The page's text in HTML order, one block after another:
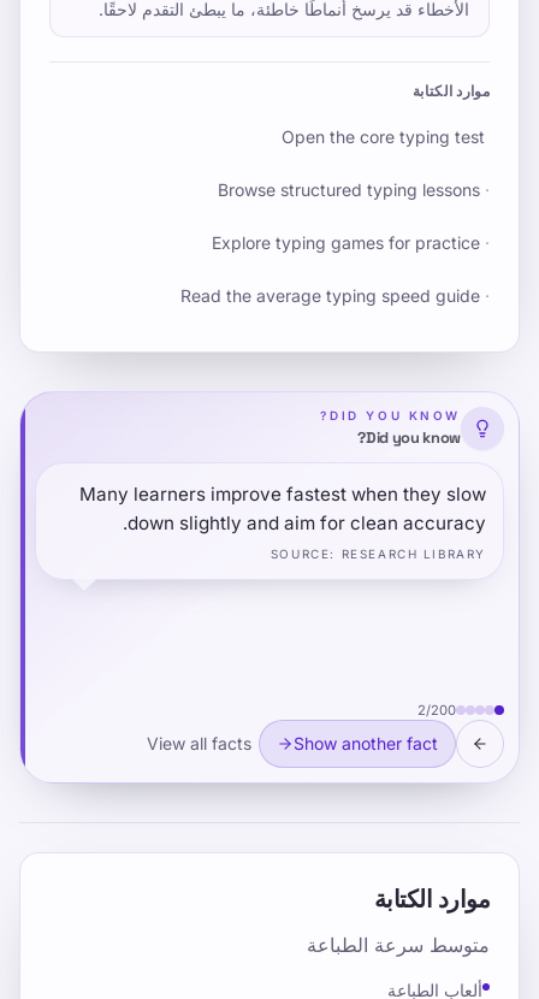
الأخطاء قد يرسخ أنماطًا خاطئة، ما يبطئ التقدم لاحقًا.
موارد الكتابة
Open the core typing test
·
Browse structured typing lessons
·
Explore typing games for practice
·
Read the average typing speed guide
DID YOU KNOW?
Did you know?
Many learners improve fastest when they slow
down slightly and aim for clean accuracy.
SOURCE: RESEARCH LIBRARY
2/200
Show another fact
View all facts
موارد الكتابة
متوسط سرعة الطباعة
ألعاب الطباعة